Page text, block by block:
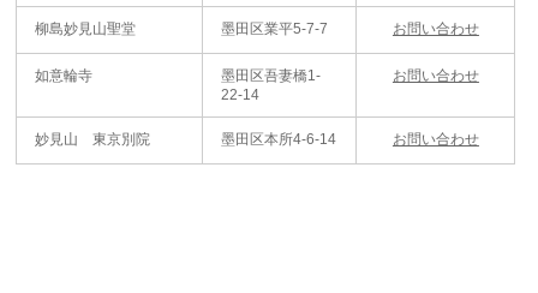
柳島妙見山聖堂 墨田区業平5-7-7 お問い合わせ
如意輪寺
墨田区吾妻橋1-
22-14
お問い合わせ
妙見山 東京別院 墨田区本所4-6-14 お問い合わせ